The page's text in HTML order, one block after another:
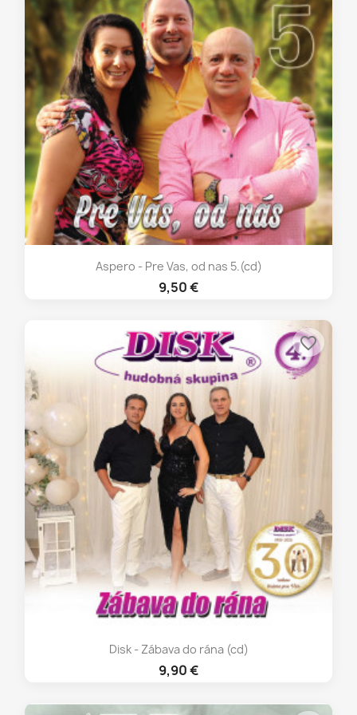
Aspero - Pre Vas, od nas 5.(cd)
9,50 €
Disk - Zábava do rána (cd)
9,90 €
favorite_border